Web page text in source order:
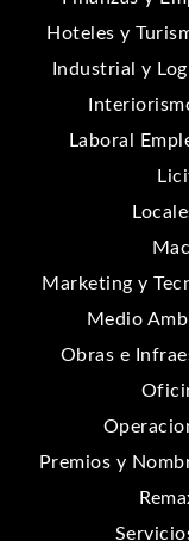
Hoteles y
Industrial y
Laboral
Marketing y
Medio
Obras e
Premios y